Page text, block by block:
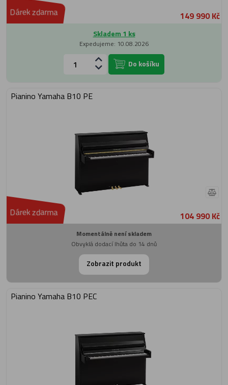
Dárek zdarma 149 990 Kč
Skladem 1 ks
Expedujeme: 10.08.2026
Do košíku
Pianino Yamaha B10 PE
Dárek zdarma 104 990 Kč
Momentálně není skladem
Obvyklá dodací lhůta do 14 dnů
Zobrazit produkt
Pianino Yamaha B10 PEC